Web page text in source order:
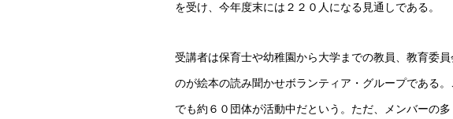
を受け、今年度末には２２０人になる見通しである。
受講者は保育士や幼稚園から大学までの教員、教育委
のが絵本の読み聞かせボランティア・グループである
でも約６０団体が活動中だという。ただ、メンバーの